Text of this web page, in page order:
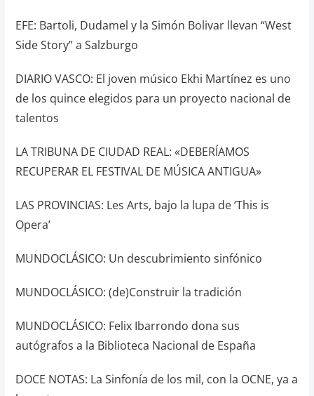
EFE: Bartoli, Dudamel y la Simón Bolivar llevan “West
Side Story” a Salzburgo
DIARIO VASCO: El joven músico Ekhi Martínez es uno
de los quince elegidos para un proyecto nacional de
talentos
LA TRIBUNA DE CIUDAD REAL: «DEBERÍAMOS
RECUPERAR EL FESTIVAL DE MÚSICA ANTIGUA»
LAS PROVINCIAS: Les Arts, bajo la lupa de ‘This is
Opera’
MUNDOCLÁSICO: Un descubrimiento sinfónico
MUNDOCLÁSICO: (de)Construir la tradición
MUNDOCLÁSICO: Felix Ibarrondo dona sus
autógrafos a la Biblioteca Nacional de España
DOCE NOTAS: La Sinfonía de los mil, con la OCNE, ya a